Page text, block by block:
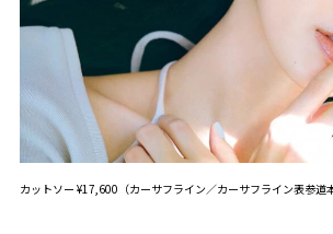
カットソー ¥17,600（カーサフライン／カーサフライン表参道本